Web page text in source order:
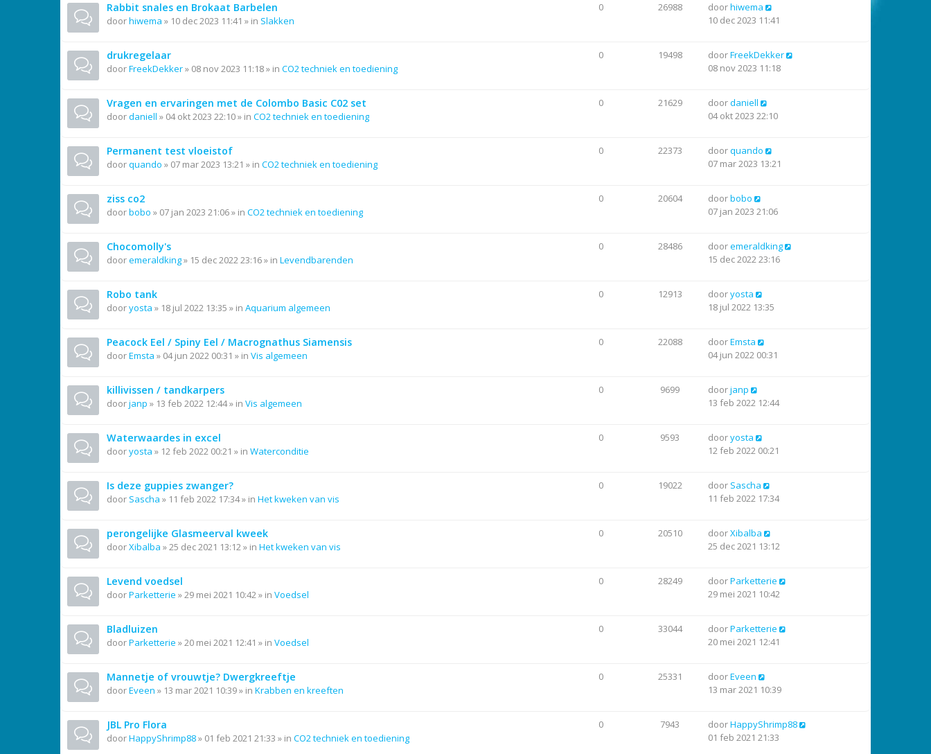
Rabbit snales en Brokaat Barbelen
doorhiwema » 10 dec 2023 11:41 » in Slakken
0 26988 doorhiwema
10 dec 2023 11:41
drukregelaar
doorFreekDekker» 08 nov 2023 11:18» in CO2 techniek en toediening
0 19498 doorFreekDekker
08 nov 2023 11:18
Vragen en ervaringen met de Colombo Basic C02 set
doordaniell » 04 okt 2023 22:10» in CO2 techniek en toediening
0 21629 doordaniell
04 okt 2023 22:10
Permanent test vloeistof
doorquando » 07 mar 2023 13:21 » in CO2 techniek en toediening
0 22373 doorquando
07 mar 2023 13:21
ziss co2
doorbobo » 07 jan 2023 21:06» in CO2 techniek en toediening
0 20604 doorbobo
07 jan 2023 21:06
Chocomolly's
dooremeraldking» 15 dec 2022 23:16» in Levendbarenden
0 28486 dooremeraldking
15 dec 2022 23:16
Robo tank
dooryosta » 18 jul 2022 13:35 » in Aquarium algemeen
0 12913 dooryosta
18 jul 2022 13:35
Peacock Eel / Spiny Eel / Macrognathus Siamensis
doorEmsta » 04 jun 2022 00:31 » in Vis algemeen
0 22088 doorEmsta
04 jun 2022 00:31
killivissen / tandkarpers
doorjanp » 13 feb 2022 12:44» in Vis algemeen
0 9699 doorjanp
13 feb 2022 12:44
Waterwaardes in excel
dooryosta » 12 feb 2022 00:21 » in Waterconditie
0 9593 dooryosta
12 feb 2022 00:21
Is deze guppies zwanger?
door Sascha » 11 feb 2022 17:34» in Het kweken van vis
0 19022 door Sascha
11 feb 2022 17:34
perongelijke Glasmeerval kweek
doorXibalba »25 dec 2021 13:12» in Het kweken van vis
0 20510 doorXibalba
25 dec 2021 13:12
Levend voedsel
doorParketterie »29 mei 2021 10:42» in Voedsel
0 28249 doorParketterie
29 mei 2021 10:42
Bladluizen
doorParketterie »20 mei 2021 12:41 » in Voedsel
0 33044 doorParketterie
20 mei 2021 12:41
Mannetje of vrouwtje? Dwergkreeftje
doorEveen » 13 mar 2021 10:39» in Krabben en kreeften
0 25331 doorEveen
13 mar 2021 10:39
JBL Pro Flora
doorHappyShrimp88» 01 feb 2021 21:33 » in CO2 techniek en toediening
0 7943 doorHappyShrimp88
01 feb 2021 21:33